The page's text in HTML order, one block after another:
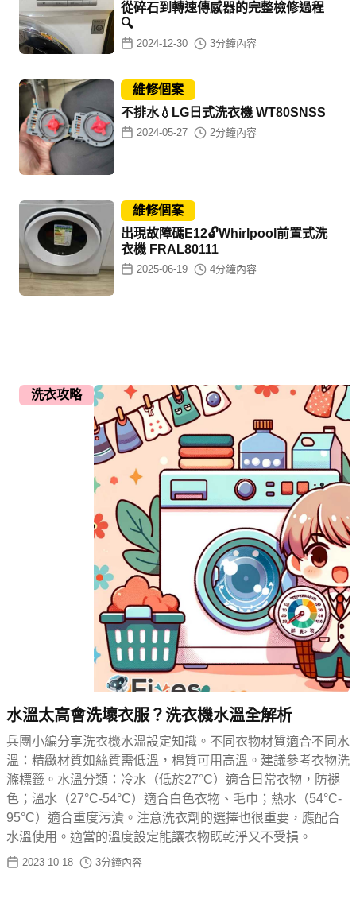
從碎石到轉速傳感器的完整檢修過程
🔍
2024-12-30 3分鐘內容
維修個案
不排水💧LG日式洗衣機 WT80SNSS
2024-05-27 2分鐘內容
維修個案
出現故障碼E12🔓Whirlpool前置式洗
衣機 FRAL80111
2025-06-19 4分鐘內容
洗衣攻略
水溫太高會洗壞衣服？洗衣機水溫全解析
兵團小編分享洗衣機水溫設定知識。不同衣物材質適合不同水
溫：精緻材質如絲質需低溫，棉質可用高溫。建議參考衣物洗
滌標籤。水溫分類：冷水（低於27°C）適合日常衣物，防褪
色；溫水（27°C-54°C）適合白色衣物、毛巾；熱水（54°C-
95°C）適合重度污漬。注意洗衣劑的選擇也很重要，應配合
水溫使用。適當的溫度設定能讓衣物既乾淨又不受損。
2023-10-18 3分鐘內容